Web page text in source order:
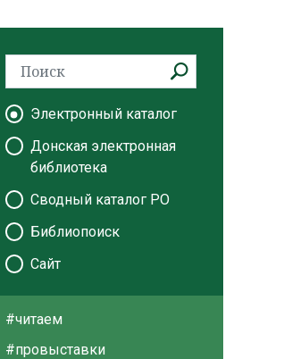
Электронный каталог
Донская электронная
библиотека
Сводный каталог РО
Библиопоиск
Сайт
#читаем
#провыставки